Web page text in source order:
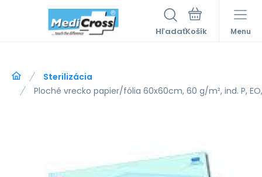
Hľadať Menu
Sterilizácia
Ploché vrecko papier/fólia 60x60cm, 60 g/m², ind. P,